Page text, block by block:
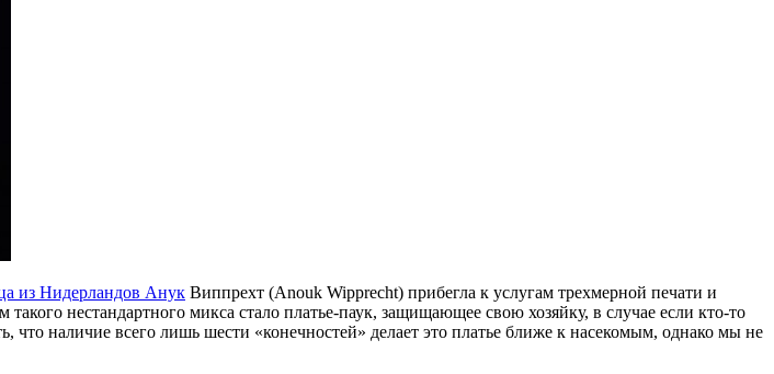
из Нидерландов Анук Виппрехт (Anouk Wipprecht) прибегла к услугам трехмерной печати и
нестандартного микса стало платье-паук, защищающее свою хозяйку, в случае если кто-то
наличие всего лишь шести «конечностей» делает это платье ближе к насекомым, однако мы не